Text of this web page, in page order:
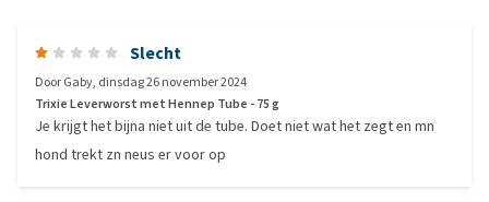
Slecht
DoorGaby, dinsdag 26 november 2024
Trixie Leverworst met Hennep Tube - 75 g
Je krijgt het bijna niet uit de tube. Doet niet wat het zegt en mn
hond trekt zn neus er voor op